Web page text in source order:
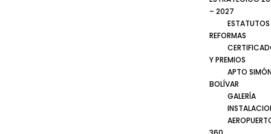
– 2027
ESTATUTOS
REFORMAS
Y PREMIOS
APTO
BOLÍVAR
GALERÍA